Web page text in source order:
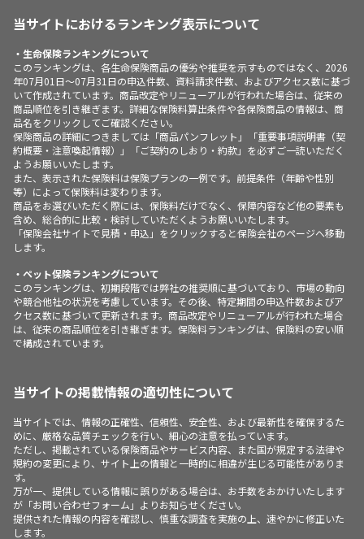
当サイトにおけるランキング表示について
・生命保険ランキングについて
このランキングは、各生命保険商品の優劣や推奨を示すものではなく、2026
年07月01日～07月31日の申込件数、資料請求件数、およびアクセス数に基づ
いて作成されています。商品改定やリニューアルが行われた場合は、従来の
商品順位を引き継ぎます。詳細な保険料算出条件や各保険商品の情報は、商
品名をクリックしてご確認ください。
保険商品の詳細につきましては「商品パンフレット」「重要事項説明書（契
約概要・注意喚起情報）」「ご契約のしおり・約款」を必ずご一読いただく
ようお願いいたします。
また、表示された保険料は保険プランの一例です。前提条件（年齢や性別
等）によって保険料は変わります。
商品をお選びいただく際には、保険料だけでなく、保障内容など他の要素も
含め、総合的に比較・検討していただくようお願いいたします。
「保険会社サイトで見積・申込」をクリックすると保険会社のページへ移動
します。
・ペット保険ランキングについて
このランキングは、初期段階では弊社の推奨順に基づいており、市場の動向
や競合他社の状況を考慮しています。その後、特定期間の申込件数およびア
クセス数に基づいて更新されます。商品改定やリニューアルが行われた場合
は、従来の商品順位を引き継ぎます。保険料ランキングは、保険料の安い順
で構成されています。
当サイトの掲載情報の適切性について
当サイトでは、情報の正確性、信頼性、安全性、および最新性を確保するた
めに、厳格な品質チェックを行い、細心の注意を払っています。
ただし、掲載されている保険商品やサービス内容、また国が規定する法律や
規約の変更により、サイト上の情報と一時的に相違が生じる可能性がありま
す。
万が一、提供している情報に誤りがある場合は、お手数をおかけいたします
が「お問い合わせフォーム」よりお知らせください。
提供された情報の内容を確認し、慎重な調査を実施の上、速やかに修正いた
します。